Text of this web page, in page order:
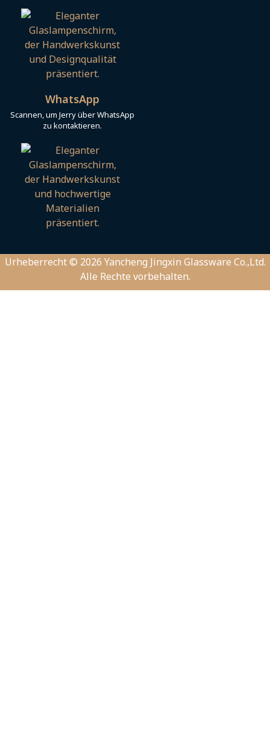
WhatsApp
Scannen, um Jerry über WhatsApp
zu kontaktieren.
Urheberrecht © 2026 Yancheng Jingxin Glassware Co.,Ltd.
Alle Rechte vorbehalten.